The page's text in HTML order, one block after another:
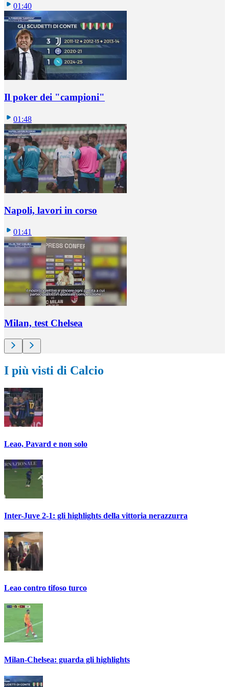
01:40
Il poker dei "campioni"
01:48
Napoli, lavori in corso
01:41
Milan, test Chelsea
I più visti di Calcio
Leao, Pavard e non solo
Inter-Juve 2-1: gli highlights della vittoria nerazzurra
Leao contro tifoso turco
Milan-Chelsea: guarda gli highlights